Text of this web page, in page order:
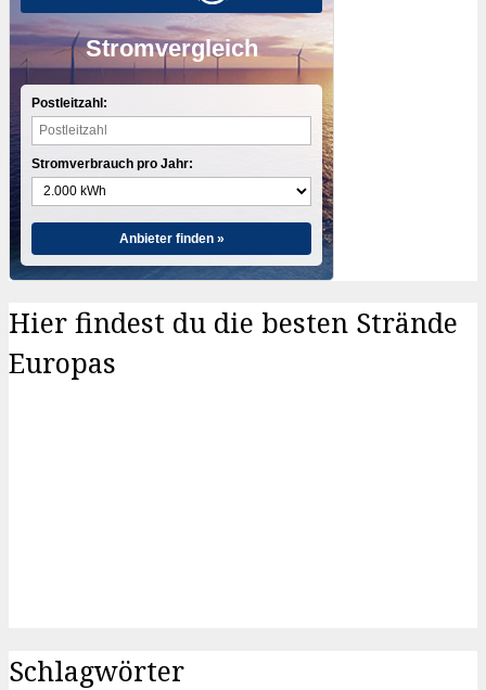
Stromvergleich
Postleitzahl:
Stromverbrauch pro Jahr:
Anbieter finden »
Hier findest du die besten Strände
Europas
Schlagwörter